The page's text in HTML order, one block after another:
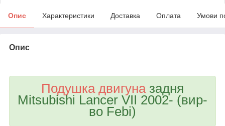
Опис Характеристики Доставка Оплата Умови
Опис
Подушка двигуназадня
Mitsubishi Lancer VII 2002- (вир-
во Febi)